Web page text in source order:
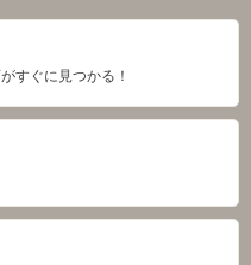
すぐに見つかる！